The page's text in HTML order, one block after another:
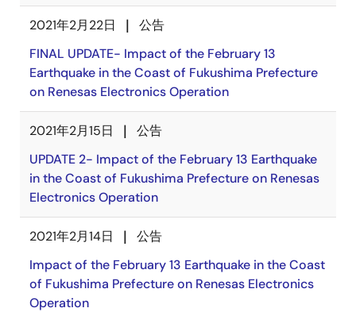
2021年2月22日
公告
FINAL UPDATE- Impact of the February 13
Earthquake in the Coast of Fukushima Prefecture
on Renesas Electronics Operation
2021年2月15日
公告
UPDATE 2- Impact of the February 13 Earthquake
in the Coast of Fukushima Prefecture on Renesas
Electronics Operation
2021年2月14日
公告
Impact of the February 13 Earthquake in the Coast
of Fukushima Prefecture on Renesas Electronics
Operation